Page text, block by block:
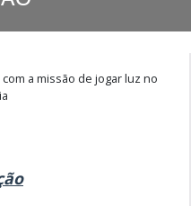
a missão de jogar luz no